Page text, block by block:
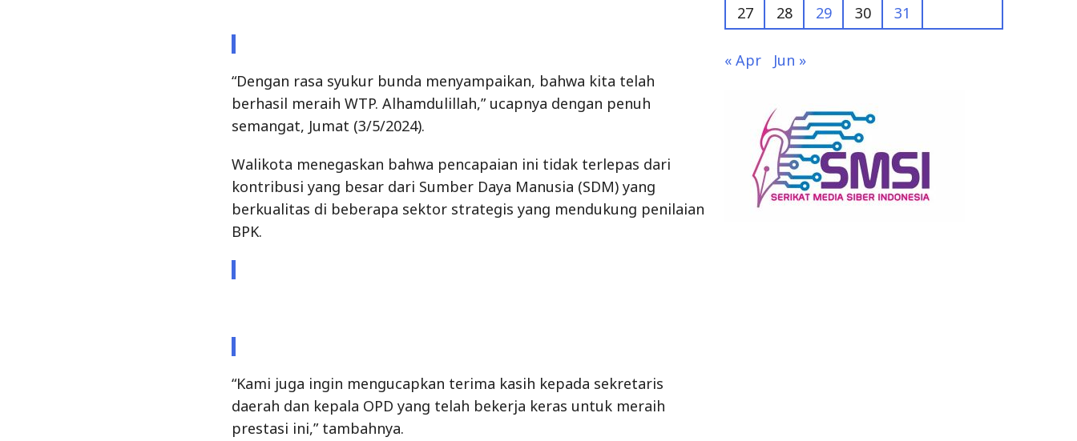
“Dengan rasa syukur bunda menyampaikan, bahwa kita telah
berhasil meraih WTP. Alhamdulillah,” ucapnya dengan penuh
semangat, Jumat (3/5/2024).
Walikota menegaskan bahwa pencapaian ini tidak terlepas dari
kontribusi yang besar dari Sumber Daya Manusia (SDM) yang
berkualitas di beberapa sektor strategis yang mendukung penilaian
BPK.
“Kami juga ingin mengucapkan terima kasih kepada sekretaris
daerah dan kepala OPD yang telah bekerja keras untuk meraih
prestasi ini,” tambahnya.
27
28 29 30 31
« Apr Jun »